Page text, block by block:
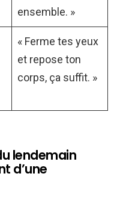
ensemble. »
« Ferme tes yeux
et repose ton
corps, ça suffit. »
lendemain
d’une